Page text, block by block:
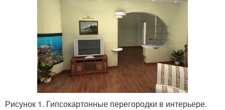
Рисунок 1. Гипсокартонные перегородки в интерьере.